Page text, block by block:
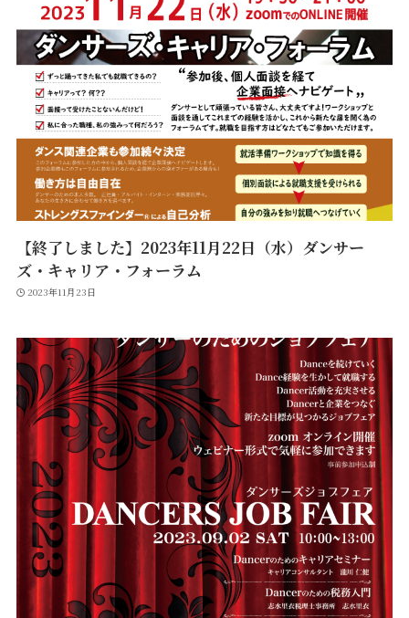
【終了しました】2023年11月22日（水）ダンサー
ズ・キャリア・フォーラム
2023年11月23日